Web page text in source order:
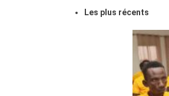
Les plus récents